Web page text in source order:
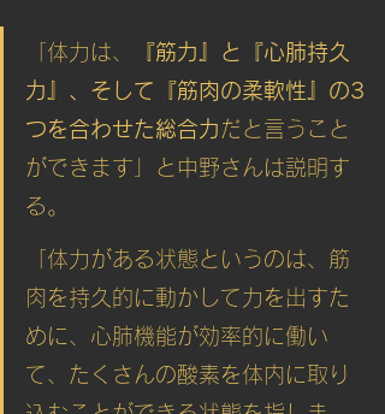
「体力は、
『筋力』と『心肺持久
力』、そして『筋肉の柔軟性』の3
つを合わせた総合力 だと言うこと
ができます」と中野さんは説明す
る。
「体力がある状態というのは、筋
肉を持久的に動かして力を出すた
めに、心肺機能が効率的に働い
て、たくさんの酸素を体内に取り